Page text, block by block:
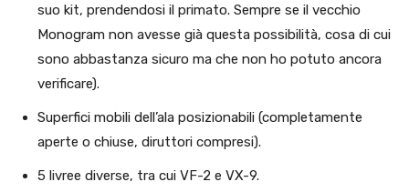
suo kit, prendendosi il primato. Sempre se il vecchio
Monogram non avesse già questa possibilità, cosa di cui
sono abbastanza sicuro ma che non ho potuto ancora
verificare).
Superfici mobili dell’ala posizionabili (completamente
aperte o chiuse, diruttori compresi).
5 livree diverse, tra cui VF-2 e VX-9.